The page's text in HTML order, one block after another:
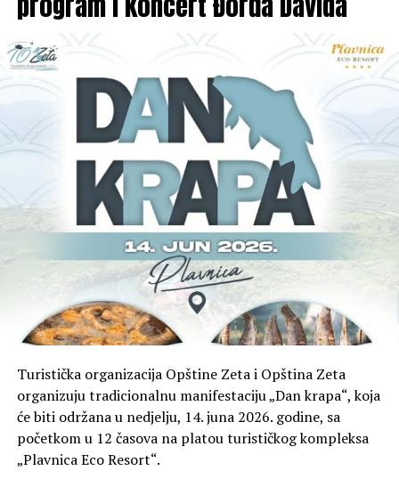
Turistička organizacija Opštine Zeta i Opština Zeta
organizuju tradicionalnu manifestaciju „Dan krapa“, koja
će biti održana u nedjelju, 14. juna 2026. godine, sa
početkom u 12 časova na platou turističkog kompleksa
„Plavnica Eco Resort“.